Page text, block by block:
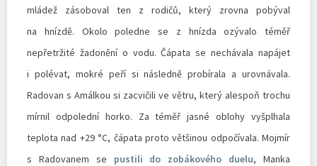
mládež zásoboval ten z rodičů, který zrovna pobýval
na hnízdě. Okolo poledne se z hnízda ozývalo téměř
nepřetržité žadonění o vodu. Čápata se nechávala napájet
i polévat, mokré peří si následně probírala a urovnávala.
Radovan s Amálkou si zacvičili ve větru, který alespoň trochu
mírnil odpolední horko. Za téměř jasné oblohy vyšplhala
teplota nad +29 °C, čápata proto většinou odpočívala. Mojmír
s Radovanem se pustili do zobákového duelu, Manka